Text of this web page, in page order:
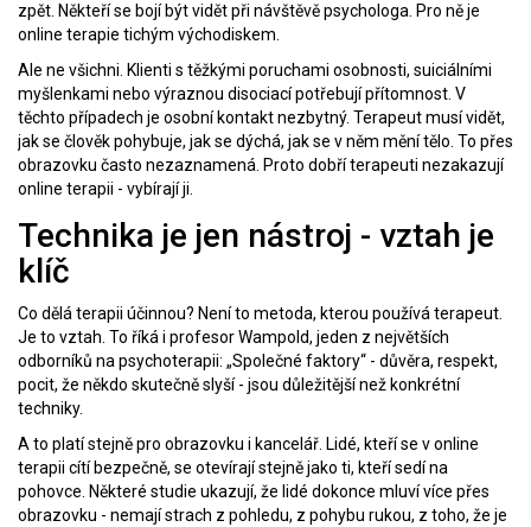
zpět. Někteří se bojí být vidět při návštěvě psychologa. Pro ně je
online terapie tichým východiskem.
Ale ne všichni. Klienti s těžkými poruchami osobnosti, suiciálními
myšlenkami nebo výraznou disociací potřebují přítomnost. V
těchto případech je osobní kontakt nezbytný. Terapeut musí vidět,
jak se člověk pohybuje, jak se dýchá, jak se v něm mění tělo. To přes
obrazovku často nezaznamená. Proto dobří terapeuti nezakazují
online terapii - vybírají ji.
Technika je jen nástroj - vztah je
klíč
Co dělá terapii účinnou? Není to metoda, kterou používá terapeut.
Je to vztah. To říká i profesor Wampold, jeden z největších
odborníků na psychoterapii: „Společné faktory“ - důvěra, respekt,
pocit, že někdo skutečně slyší - jsou důležitější než konkrétní
techniky.
A to platí stejně pro obrazovku i kancelář. Lidé, kteří se v online
terapii cítí bezpečně, se otevírají stejně jako ti, kteří sedí na
pohovce. Některé studie ukazují, že lidé dokonce mluví více přes
obrazovku - nemají strach z pohledu, z pohybu rukou, z toho, že je